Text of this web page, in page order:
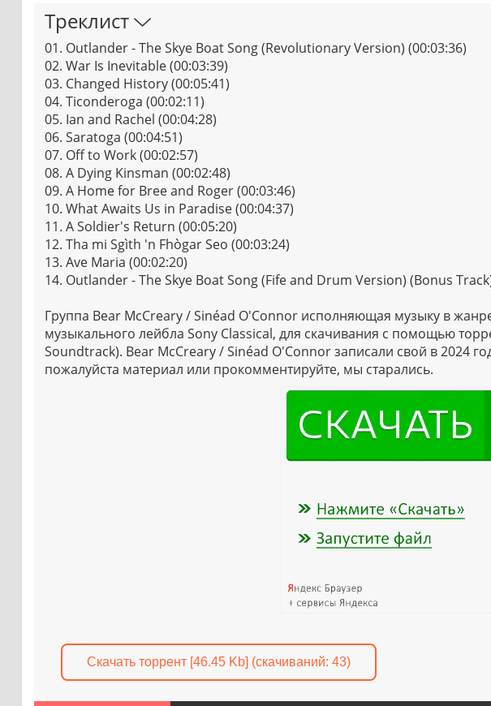
Треклист
01. Outlander - The Skye Boat Song (Revolutionary Version) (00:03:36)
02. War Is Inevitable (00:03:39)
03. Changed History (00:05:41)
04. Ticonderoga (00:02:11)
05. Ian and Rachel (00:04:28)
06. Saratoga (00:04:51)
07. Off to Work (00:02:57)
08. A Dying Kinsman (00:02:48)
09. A Home for Bree and Roger (00:03:46)
10. What Awaits Us in Paradise (00:04:37)
11. A Soldier's Return (00:05:20)
12. Tha mi Sgìth 'n Fhògar Seo (00:03:24)
13. Ave Maria (00:02:20)
14. Outlander - The Skye Boat Song (Fife and Drum Version) (Bonus
Группа Bear McCreary / Sinéad O'Connor исполняющая музыку в
музыкального лейбла Sony Classical, для скачивания с помощью
Soundtrack). Bear McCreary / Sinéad O'Connor записали свой в 2024
пожалуйста материал или прокомментируйте, мы старались.
Скачать торрент [46.45 Kb] (cкачиваний: 43)